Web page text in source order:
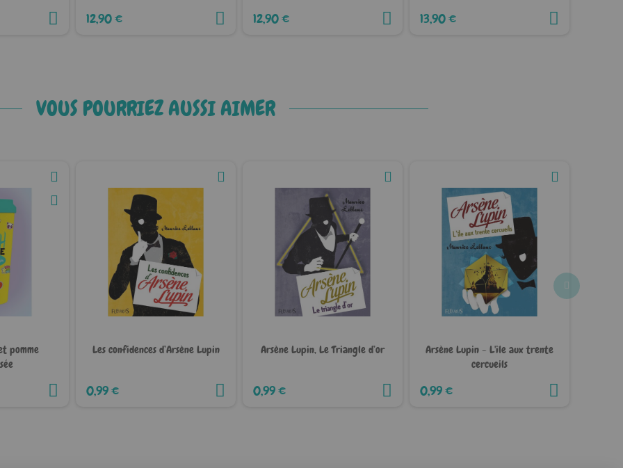
12,90 € 12,90 € 13,90 €
VOUS POURRIEZ AUSSI AIMER
pomme
Les confidences d’Arsène Lupin
0,99 €
Arsène Lupin, Le Triangle d’or
0,99 €
Arsène Lupin - L'île aux trente
cercueils
0,99 €